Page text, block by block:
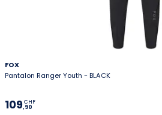
FOX
Pantalon Ranger Youth - BLACK
109,90
CHF